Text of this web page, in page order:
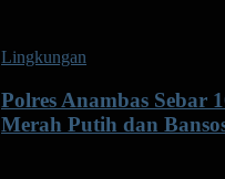
Lingkungan
Polres Anambas Sebar
Merah Putih dan